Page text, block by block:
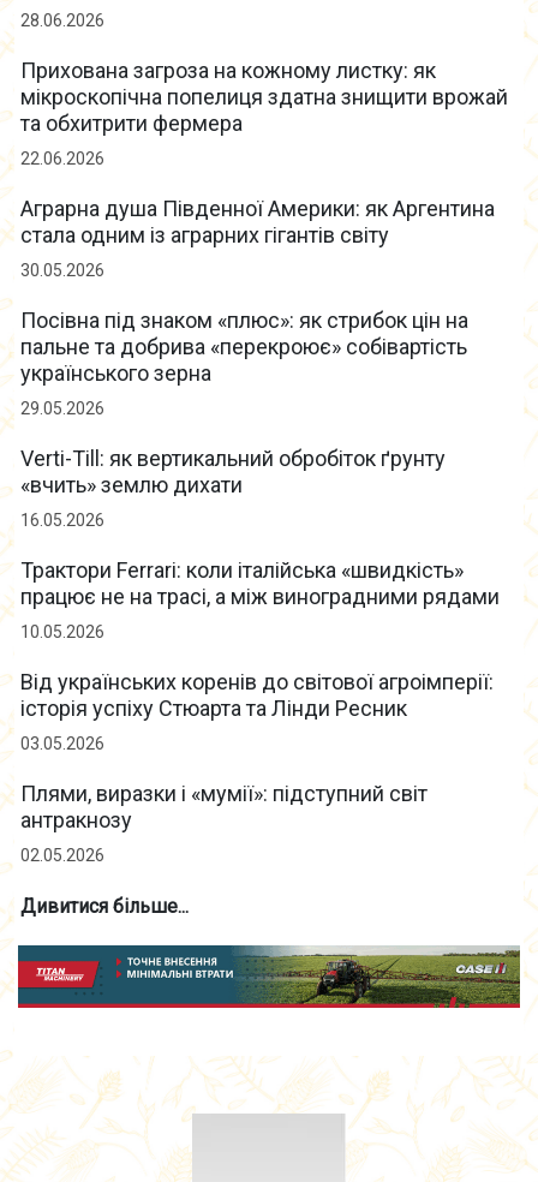
28.06.2026
Прихована загроза на кожному листку: як
мікроскопічна попелиця здатна знищити врожай
та обхитрити фермера
22.06.2026
Аграрна душа Південної Америки: як Аргентина
стала одним із аграрних гігантів світу
30.05.2026
Посівна під знаком «плюс»: як стрибок цін на
пальне та добрива «перекроює» собівартість
українського зерна
29.05.2026
Verti-Till: як вертикальний обробіток ґрунту
«вчить» землю дихати
16.05.2026
Трактори Ferrari: коли італійська «швидкість»
працює не на трасі, а між виноградними рядами
10.05.2026
Від українських коренів до світової агроімперії:
історія успіху Стюарта та Лінди Ресник
03.05.2026
Плями, виразки і «мумії»: підступний світ
антракнозу
02.05.2026
Дивитися більше...